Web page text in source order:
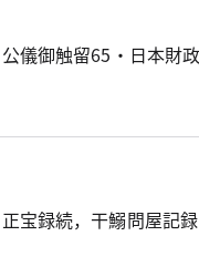
公儀御触留65・日本財
正宝録続，干鰯問屋記